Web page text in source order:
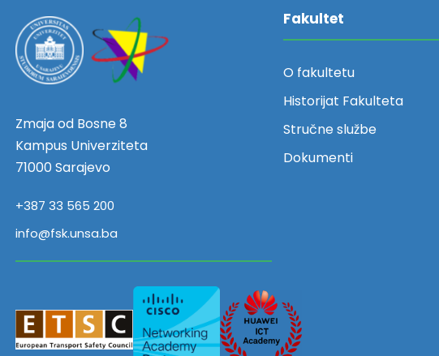
Zmaja od Bosne 8
Kampus Univerziteta
71000 Sarajevo
+387 33 565 200
info@fsk.unsa.ba
Fakultet
O fakultetu
Historijat Fakulteta
Stručne službe
Dokumenti